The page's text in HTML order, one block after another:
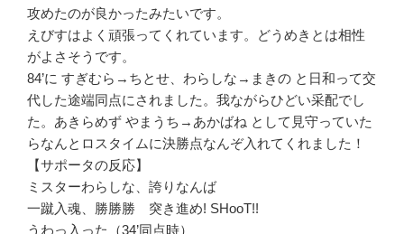
攻めたのが良かったみたいです。
えびすはよく頑張ってくれています。どうめきとは相性
がよさそうです。
84’に すぎむら→ちとせ、わらしな→まきの と日和って交
代した途端同点にされました。我ながらひどい采配でし
た。あきらめず やまうち→あかばね として見守っていた
らなんとロスタイムに決勝点なんぞ入れてくれました！
【サポータの反応】
ミスターわらしな、誇りなんば
一蹴入魂、勝勝勝 突き進め! SHooT!!
うわっ入った（34’同点時）